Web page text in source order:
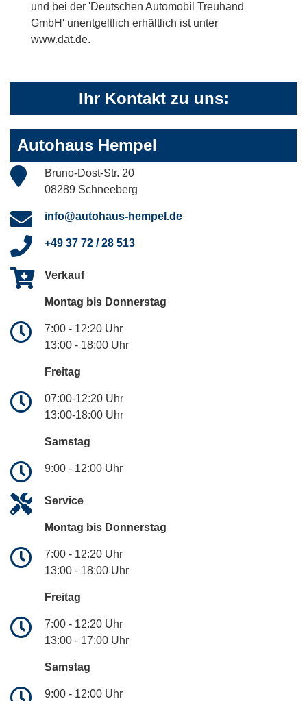
und bei der 'Deutschen Automobil Treuhand
GmbH' unentgeltlich erhältlich ist unter
www.dat.de.
Ihr Kontakt zu uns:
Autohaus Hempel
Bruno-Dost-Str. 20
08289 Schneeberg
info@autohaus-hempel.de
+49 37 72 / 28 513
Verkauf
Montag bis Donnerstag
7:00 - 12:20 Uhr
13:00 - 18:00 Uhr
Freitag
07:00-12:20 Uhr
13:00-18:00 Uhr
Samstag
9:00 - 12:00 Uhr
Service
Montag bis Donnerstag
7:00 - 12:20 Uhr
13:00 - 18:00 Uhr
Freitag
7:00 - 12:20 Uhr
13:00 - 17:00 Uhr
Samstag
9:00 - 12:00 Uhr